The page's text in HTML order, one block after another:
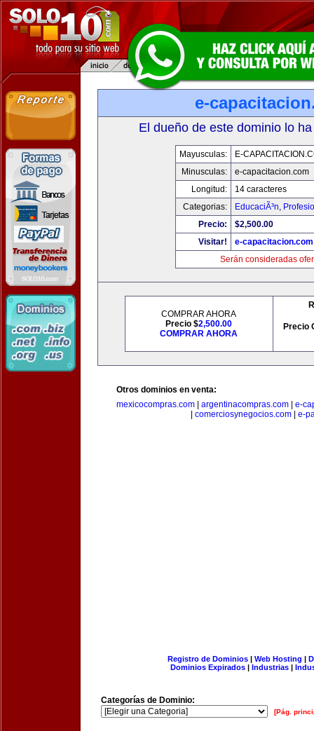
e-
El dueño de este dominio lo
Mayusculas:
E-
Minusculas:
e-capacitacion.com
Longitud:
14 caracteres
Categorias:
EducaciÃ³n,
Precio:
$2,500.00
Visitar!
e-capacitacion.com
Serán consideradas
COMPRAR AHORA
Precio $2,500.00
COMPRAR AHORA
Precio
Otros dominios en venta:
mexicocompras.com
argentinacompras.com
e-
comerciosynegocios.com e-
Registro de Dominios| Web Hosting |
Dominios Expirados | Industrias |
Categorías de Dominio:
[Pág.